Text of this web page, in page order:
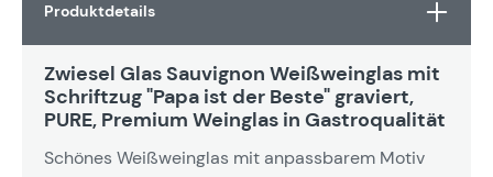
Produktdetails
Zwiesel Glas Sauvignon Weißweinglas mit
Schriftzug "Papa ist der Beste" graviert,
PURE, Premium Weinglas in Gastroqualität
Schönes Weißweinglas mit anpassbarem Motiv